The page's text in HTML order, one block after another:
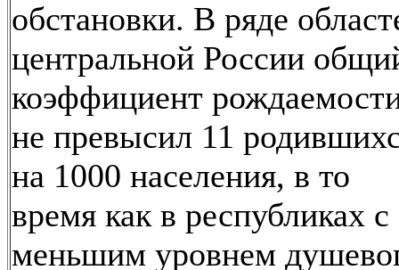
обстановки. В ряде
центральной России
коэффициент
не превысил 11
на 1000 населения, в то
время как в республиках с
меньшим уровнем